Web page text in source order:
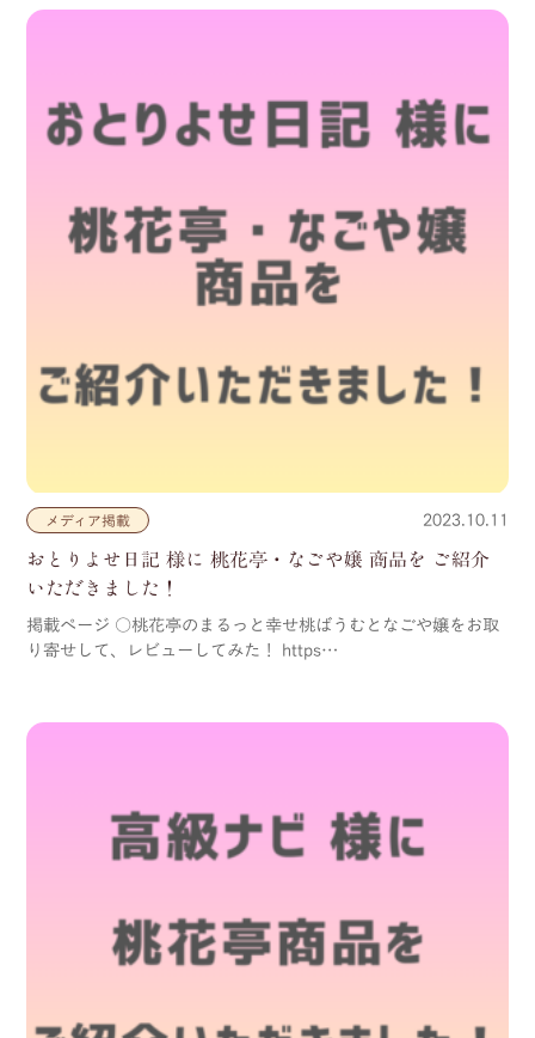
メディア掲載 2023.10.11
おとりよせ日記 様に 桃花亭・なごや嬢 商品を ご紹介
いただきました！
掲載ページ ○桃花亭のまるっと幸せ桃ばうむとなごや嬢をお取
り寄せして、レビューしてみた！ https…